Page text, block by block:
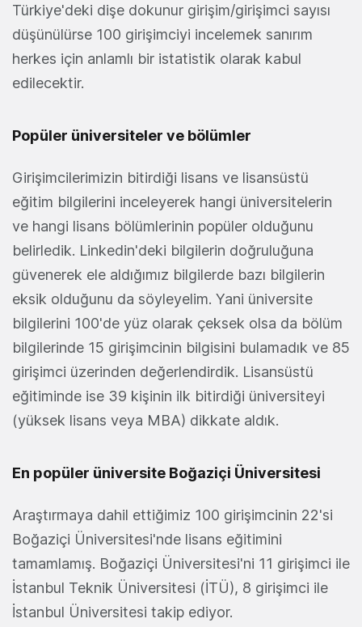
Türkiye'deki dişe dokunur girişim/girişimci sayısı
düşünülürse 100 girişimciyi incelemek sanırım
herkes için anlamlı bir istatistik olarak kabul
edilecektir.
Popüler üniversiteler ve bölümler
Girişimcilerimizin bitirdiği lisans ve lisansüstü
eğitim bilgilerini inceleyerek hangi üniversitelerin
ve hangi lisans bölümlerinin popüler olduğunu
belirledik. Linkedin'deki bilgilerin doğruluğuna
güvenerek ele aldığımız bilgilerde bazı bilgilerin
eksik olduğunu da söyleyelim. Yani üniversite
bilgilerini 100'de yüz olarak çeksek olsa da bölüm
bilgilerinde 15 girişimcinin bilgisini bulamadık ve 85
girişimci üzerinden değerlendirdik. Lisansüstü
eğitiminde ise 39 kişinin ilk bitirdiği üniversiteyi
(yüksek lisans veya MBA) dikkate aldık.
En popüler üniversite Boğaziçi Üniversitesi
Araştırmaya dahil ettiğimiz 100 girişimcinin 22'si
Boğaziçi Üniversitesi'nde lisans eğitimini
tamamlamış. Boğaziçi Üniversitesi'ni 11 girişimci ile
İstanbul Teknik Üniversitesi (İTÜ), 8 girişimci ile
İstanbul Üniversitesi takip ediyor.